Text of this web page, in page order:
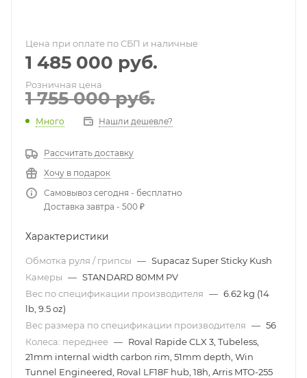
Цена при оплате по СБП и наличные
1 485 000 руб.
Розничная цена
1 755 000руб.
Много Нашли дешевле?
Рассчитать доставку
Хочу в подарок
Самовывоз сегодня - бесплатно
Доставка завтра - 500 ₽
Характеристики
Обмотка руля / грипсы — Supacaz Super Sticky Kush
Камеры — STANDARD 80MM PV
Вес по спецификации производителя — 6.62 kg (14
lb, 9.5 oz)
Вес размера по спецификации производителя — 56
Колеса: переднее — Roval Rapide CLX 3, Tubeless,
21mm internal width carbon rim, 51mm depth, Win
Tunnel Engineered, Roval LF18F hub, 18h, Arris MTO-255